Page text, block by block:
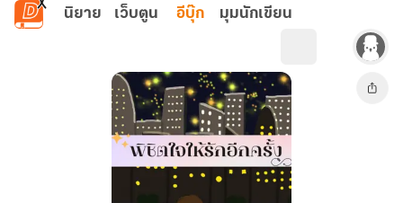
ข้ามไปยังเนื้อหาหลัก
นิยาย เว็บตูน อีบุ๊ก มุมนักเขียน